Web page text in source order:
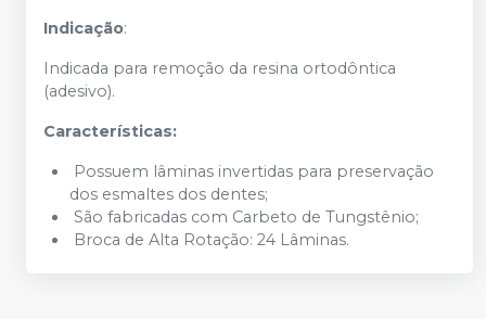
Indicação:
Indicada para remoção da resina ortodôntica
(adesivo).
Características:
Possuem lâminas invertidas para preservação
dos esmaltes dos dentes;
São fabricadas com Carbeto de Tungstênio;
Broca de Alta Rotação: 24 Lâminas.